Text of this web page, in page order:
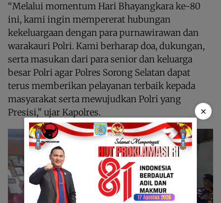
“Melalui momentum Hari Bhayangkara ke-80
ini, kami ingin mempererat hubungan
kekeluargaan dengan para purnawirawan dan
warakauri Polri. Kami berharap doa, dukungan,
serta masukan dari para senior dan keluarga
besar Polri agar Polres Sorong Selatan dapat
terus memberikan pelayanan terbaik kepada
masyarakat serta mewujudkan Polri yang
Presisi,” ujar Kapolres.
×